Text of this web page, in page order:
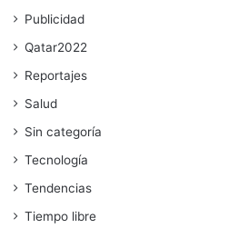
Publicidad
Qatar2022
Reportajes
Salud
Sin categoría
Tecnología
Tendencias
Tiempo libre